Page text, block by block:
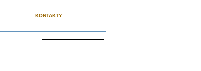
KONTAKTY